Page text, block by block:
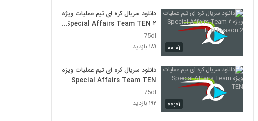
۰۰:۰۱
دانلود سریال کره ای تیم عملیات ویژه
۲ Special Affairs Team TEN
Season 2
75dl
۱۸۹ بازدید
۰۰:۰۱
دانلود سریال کره ای تیم عملیات ویژه
Special Affairs Team TEN
75dl
۱۹۲ بازدید